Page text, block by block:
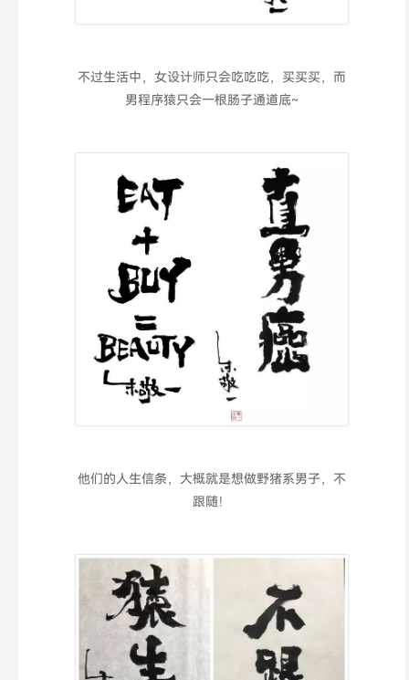
不过生活中，女设计师只会吃吃吃，买买买，而
男程序猿只会一根肠子通道底~
他们的人生信条，大概就是想做野猪系男子，不
跟随！